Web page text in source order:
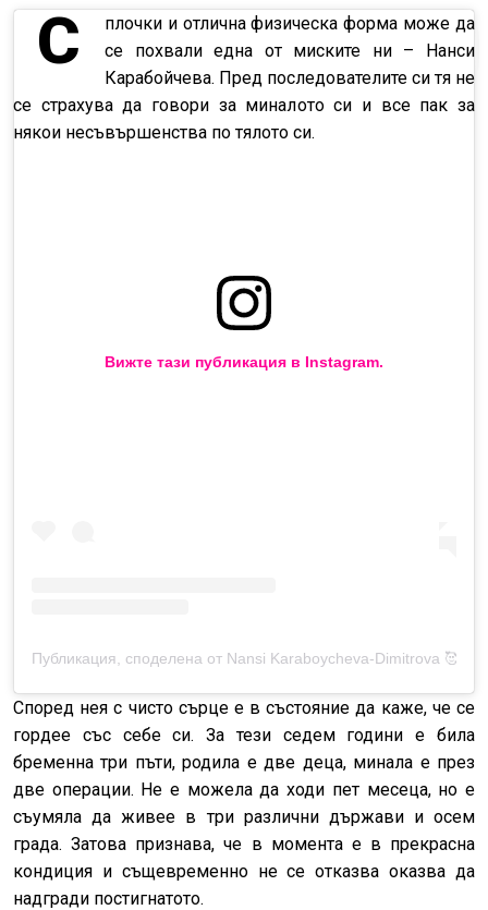
С
плочки и отлична физическа форма може да
се похвали една от миските ни – Нанси
Карабойчева. Пред последователите си тя не
се страхува да говори за миналото си и все пак за
някои несъвършенства по тялото си.
Вижте тази публикация в Instagram.
Публикация, споделена от Nansi Karaboycheva-Dimitrova 🥰
Според нея с чисто сърце е в състояние да каже, че се
гордее със себе си. За тези седем години е била
бременна три пъти, родила е две деца, минала е през
две операции. Не е можела да ходи пет месеца, но е
съумяла да живее в три различни държави и осем
града. Затова признава, че в момента е в прекрасна
кондиция и същевременно не се отказва оказва да
надгради постигнатото.